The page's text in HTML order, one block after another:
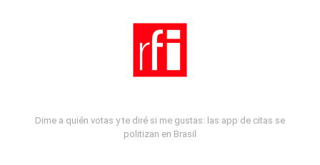
Dime a quién votas y te diré si me gustas: las app de citas se
politizan en Brasil